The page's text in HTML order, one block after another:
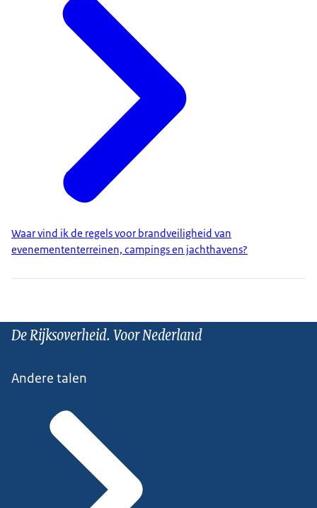
Waar vind ik de regels voor brandveiligheid van
evenemententerreinen, campings en jachthavens?
De Rijksoverheid. Voor Nederland
Andere talen